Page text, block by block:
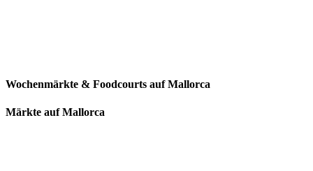
Wochenmärkte & Foodcourts auf Mallorca
Märkte auf Mallorca